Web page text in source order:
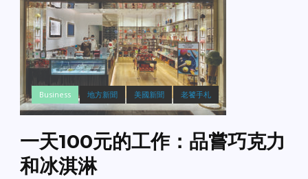
Business 地方新聞 美國新聞 老饕手札
一天100元的工作：品嘗巧克力
和冰淇淋